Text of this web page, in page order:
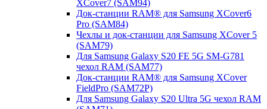
XCover7 (SAM94)
Док-станции RAM® для Samsung XCover6
Pro (SAM84)
Чехлы и док-станции для Samsung XCover 5
(SAM79)
Для Samsung Galaxy S20 FE 5G SM-G781
чехол RAM (SAM77)
Док-станции RAM® для Samsung XCover
FieldPro (SAM72P)
Для Samsung Galaxy S20 Ultra 5G чехол RAM